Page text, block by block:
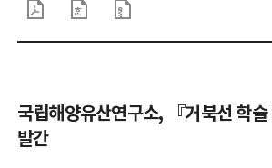
소개
인사말
국립해양유산연구소, 『거북선 학술
발간